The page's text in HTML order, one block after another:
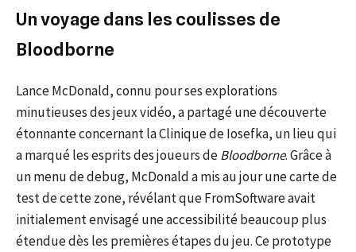
Un voyage dans les coulisses de
Bloodborne
Lance McDonald, connu pour ses explorations
minutieuses des jeux vidéo, a partagé une découverte
étonnante concernant la Clinique de Iosefka, un lieu qui
a marqué les esprits des joueurs deBloodborne. Grâce à
un menu de debug, McDonald a mis au jour une carte de
test de cette zone, révélant que FromSoftware avait
initialement envisagé une accessibilité beaucoup plus
étendue dès les premières étapes du jeu. Ce prototype